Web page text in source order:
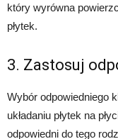
który wyrówna
płytek.
3. Zastosuj
Wybór odpowiedniego
układaniu płytek na
odpowiedni do tego